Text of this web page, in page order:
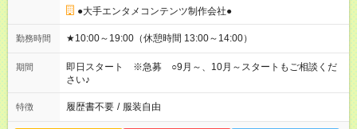
●大手エンタメコンテンツ制作会社●
勤務時間 ★10:00～19:00（休憩時間 13:00～14:00）
期間
即日スタート ※急募 ○9月～、10月～スタートもご相談くだ
さい♪
特徴 履歴書不要 / 服装自由